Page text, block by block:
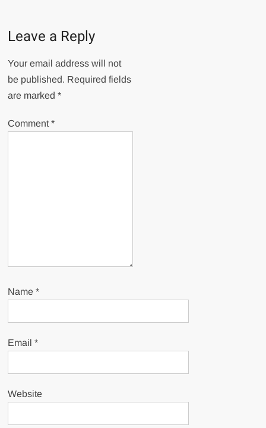
Leave a Reply
Your email address will not
be published. Required fields
are marked*
Comment*
Name*
Email*
Website